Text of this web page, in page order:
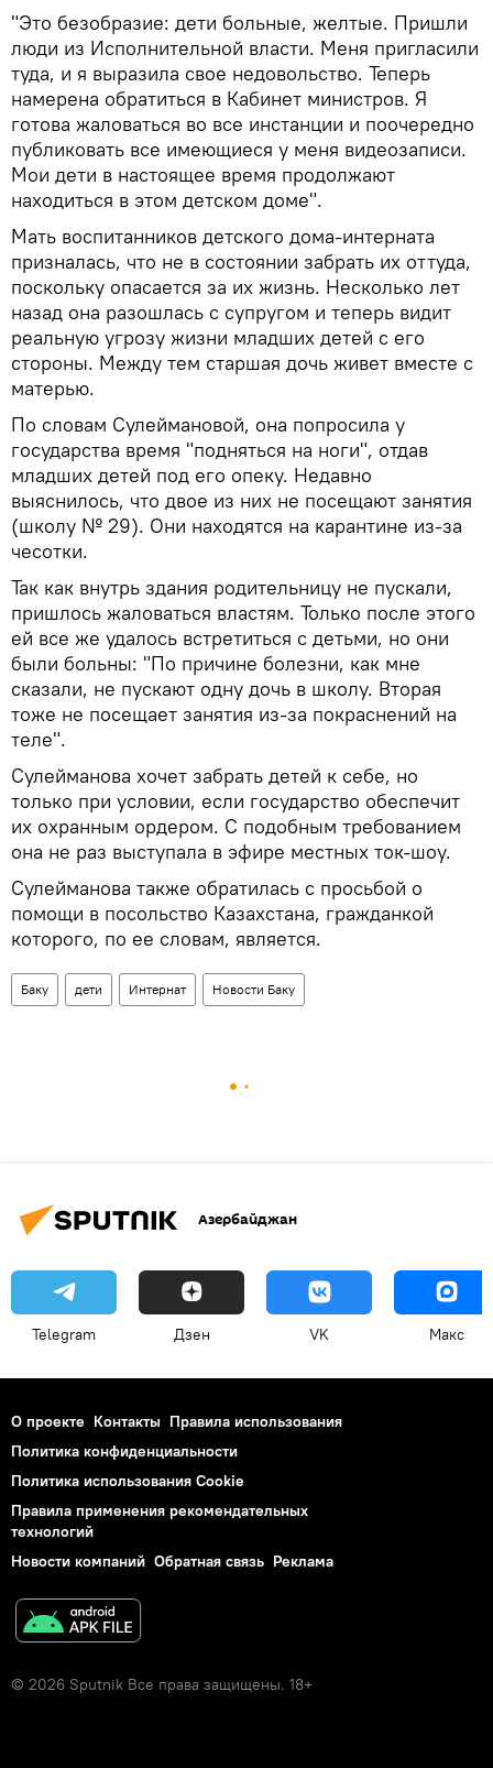
"Это безобразие: дети больные, желтые. Пришли
люди из Исполнительной власти. Меня пригласили
туда, и я выразила свое недовольство. Теперь
намерена обратиться в Кабинет министров. Я
готова жаловаться во все инстанции и поочередно
публиковать все имеющиеся у меня видеозаписи.
Мои дети в настоящее время продолжают
находиться в этом детском доме".
Мать воспитанников детского дома-интерната
призналась, что не в состоянии забрать их оттуда,
поскольку опасается за их жизнь. Несколько лет
назад она разошлась с супругом и теперь видит
реальную угрозу жизни младших детей с его
стороны. Между тем старшая дочь живет вместе с
матерью.
По словам Сулеймановой, она попросила у
государства время "подняться на ноги", отдав
младших детей под его опеку. Недавно
выяснилось, что двое из них не посещают занятия
(школу № 29). Они находятся на карантине из-за
чесотки.
Так как внутрь здания родительницу не пускали,
пришлось жаловаться властям. Только после этого
ей все же удалось встретиться с детьми, но они
были больны: "По причине болезни, как мне
сказали, не пускают одну дочь в школу. Вторая
тоже не посещает занятия из-за покраснений на
теле".
Сулейманова хочет забрать детей к себе, но
только при условии, если государство обеспечит
их охранным ордером. С подобным требованием
она не раз выступала в эфире местных ток-шоу.
Сулейманова также обратилась с просьбой о
помощи в посольство Казахстана, гражданкой
которого, по ее словам, является.
Баку дети Интернат Новости Баку
Азербайджан
Telegram Дзен VK Макс
О проекте Контакты Правила использования
Политика конфиденциальности
Политика использования Cookie
Правила применения рекомендательных
технологий
Новости компаний Обратная связь Реклама
© 2026 Sputnik Все права защищены. 18+